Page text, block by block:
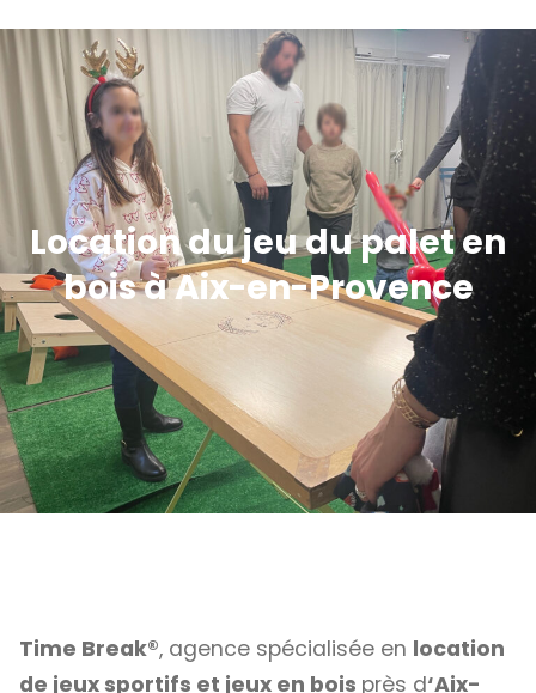
Location du jeu du palet en
bois à Aix-en-Provence
Time Break®, agence spécialisée en location
de jeux sportifs et jeux en bois près d‘Aix-